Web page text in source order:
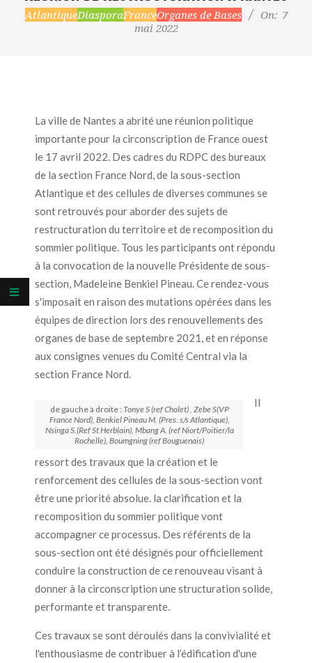
AtlantiqueDiasporaFranceOrganes de Bases On: 7
mai 2022
La ville de Nantes a abrité une réunion politique
importante pour la circonscription de France ouest
le 17 avril 2022. Des cadres du RDPC des bureaux
de la section France Nord, de la sous-section
Atlantique et des cellules de diverses communes se
sont retrouvés pour aborder des sujets de
restructuration du territoire et de recomposition du
sommier politique. Tous les participants ont répondu
à la convocation de la nouvelle Présidente de sous-
section, Madeleine Benkiel Pineau. Ce rendez-vous
s'imposait en raison des mutations opérées dans les
équipes de direction lors des renouvellements des
organes de base de septembre 2021, et en réponse
aux consignes venues du Comité Central via la
section France Nord.
de gauche à droite : Tonye S (ref Cholet) , Zebe S(VP
France Nord), Benkiel Pineau M. (Pres. s/s Atlantique),
Nsinga S.(Ref St Herblain), Mbang A. (ref Niort/Poitier/la
Rochelle), Boumgning (ref Bouguenais)
Il
ressort des travaux que la création et le
renforcement des cellules de la sous-section vont
être une priorité absolue. la clarification et la
recomposition du sommier politique vont
accompagner ce processus. Des référents de la
sous-section ont été désignés pour officiellement
conduire la construction de ce renouveau visant à
donner à la circonscription une structuration solide,
performante et transparente.
Ces travaux se sont déroulés dans la convivialité et
l'enthousiasme de contribuer à l’édification d'une